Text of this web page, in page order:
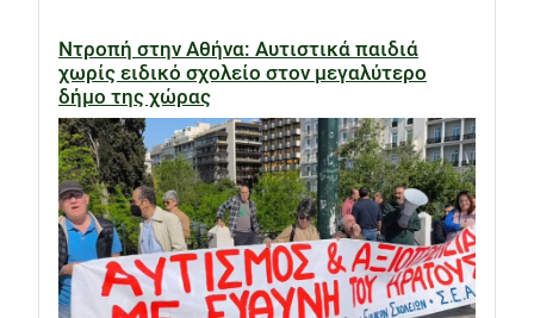
Ντροπή στην Αθήνα: Αυτιστικά παιδιά
χωρίς ειδικό σχολείο στον μεγαλύτερο
δήμο της χώρας